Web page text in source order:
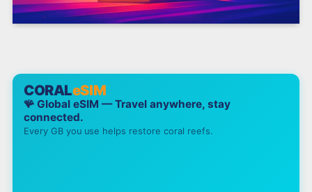
CORALeSIM
🪸 Global eSIM — Travel anywhere, stay
connected.
Every GB you use helps restore coral reefs.